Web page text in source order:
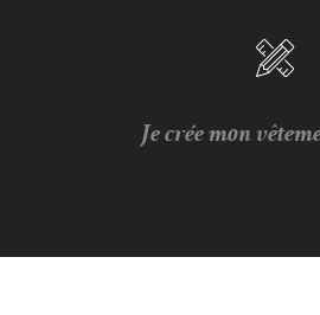
Je crée mon